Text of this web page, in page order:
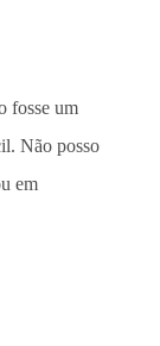
fosse um
Não posso
em